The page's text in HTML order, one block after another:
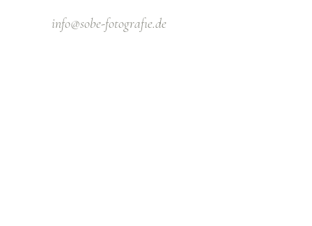
info@sobe-fotografıe.de